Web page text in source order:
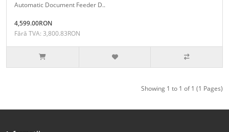
Automatic Document Feeder D..
4,599.00RON
Fără TVA: 3,800.83RON
Showing 1 to 1 of 1 (1 Pages)